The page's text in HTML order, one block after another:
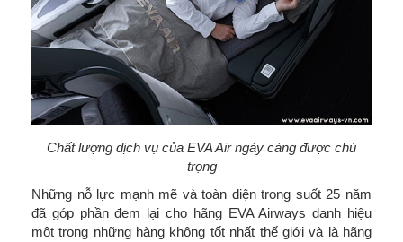
Chất lượng dịch vụ của EVA Air ngày càng được chú
trọng
Những nỗ lực mạnh mẽ và toàn diện trong suốt 25 năm
đã góp phần đem lại cho hãng EVA Airways danh hiệu
một trong những hàng không tốt nhất thế giới và là hãng